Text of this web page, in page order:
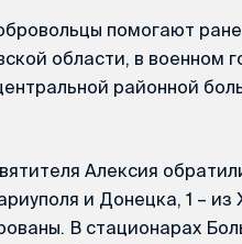
помогают
области, в военном
районной
Алексия
и Донецка, 1 – из
В стационарах